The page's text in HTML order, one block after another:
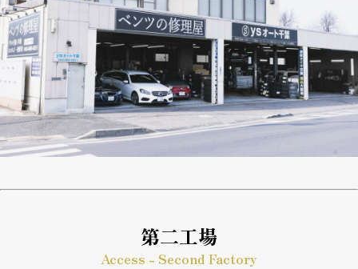
第二工場
Access - Second Factory